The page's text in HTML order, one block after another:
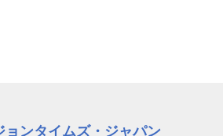
ンタイムズ・ジャパン